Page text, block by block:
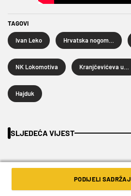
TAGOVI
Ivan Leko
NK Lokomotiva
Hajduk
SLJEDEĆA VIJEST
PODIJELI SADRŽAJ